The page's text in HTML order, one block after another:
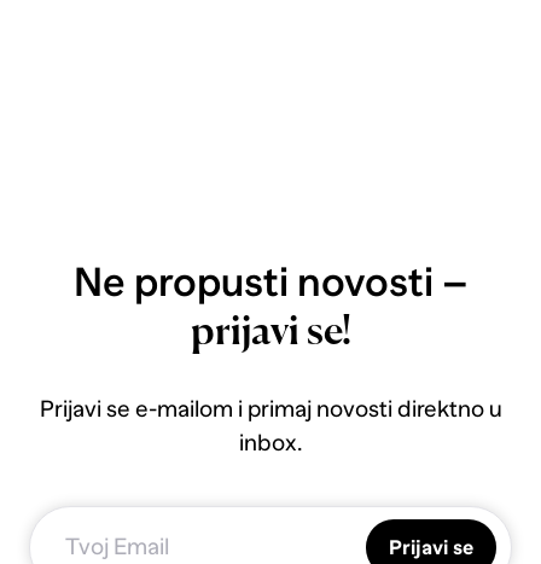
Ne propusti novosti –
prijavi se!
Prijavi se e-mailom i primaj novosti direktno u
inbox.
Prijavi se